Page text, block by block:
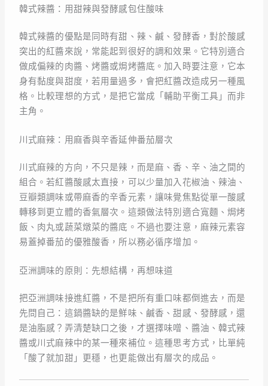
韓式辣醬：用甜辣與發酵感包住酸味
韓式辣醬的優點是同時有甜、辣、鹹、發酵香，對於酸感
突出的紅醬來說，常能起到很好的調和效果。它特別適合
做成偏辣的肉醬、烤醬或焗烤醬底。加入時要注意，它本
身有黏度與甜度，若用量過多，會把紅醬改造成另一種風
格。比較理想的方式，是把它當成「輔助平衡工具」而非
主角。
川式麻辣：用麻香與辛香延伸番茄層次
川式麻辣的方向，不只是辣，而是麻、香、辛、油之間的
組合。若紅醬酸感太直接，可以少量加入花椒油、辣油、
豆瓣類調味或帶麻香的辛香元素，讓味覺焦點從單一酸感
轉移到更立體的香氣層次。這類做法特別適合寬麵、焗烤
飯、肉丸或蔬菜燉菜的醬底。不過也要注意，麻辣元素容
易蓋掉番茄的優雅酸香，所以務必循序增加。
亞洲調味的原則：先想結構，再想味道
把亞洲調味接進紅醬，不是把所有重口味都倒進去，而是
先問自己：這鍋醬缺的是鮮味、鹹香、甜感、發酵感，還
是油脂感？弄清楚缺口之後，才選擇味噌、醬油、韓式辣
醬或川式麻辣中的某一種來補位。這種思考方式，比單純
「酸了就加甜」更穩，也更能做出有層次的成品。